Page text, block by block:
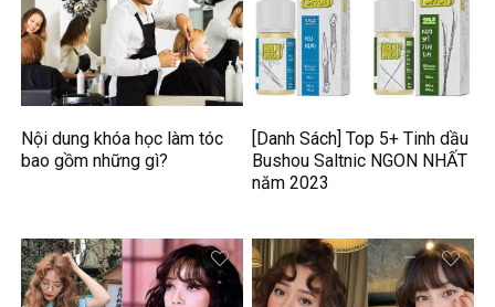
Nội dung khóa học làm tóc
bao gồm những gì?
[Danh Sách] Top 5+ Tinh dầu
Bushou Saltnic NGON NHẤT
năm 2023